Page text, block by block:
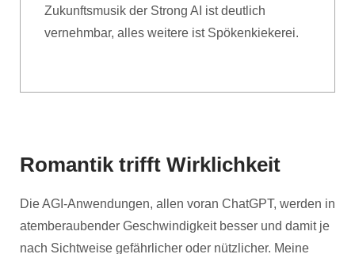
Zukunftsmusik der Strong AI ist deutlich
vernehmbar, alles weitere ist Spökenkiekerei.
Romantik trifft Wirklichkeit
Die AGI-Anwendungen, allen voran ChatGPT, werden in
atemberaubender Geschwindigkeit besser und damit je
nach Sichtweise gefährlicher oder nützlicher. Meine